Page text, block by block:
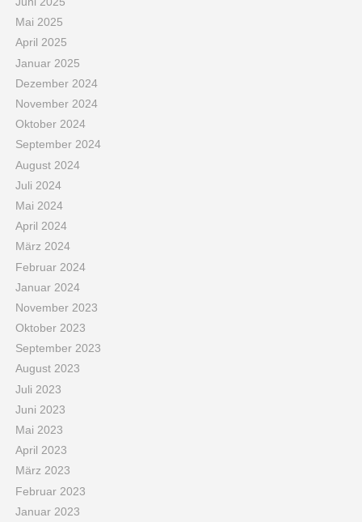
Mai 2025
April 2025
Januar 2025
Dezember 2024
November 2024
Oktober 2024
September 2024
August 2024
Juli 2024
Mai 2024
April 2024
März 2024
Februar 2024
Januar 2024
November 2023
Oktober 2023
September 2023
August 2023
Juli 2023
Juni 2023
Mai 2023
April 2023
März 2023
Februar 2023
Januar 2023